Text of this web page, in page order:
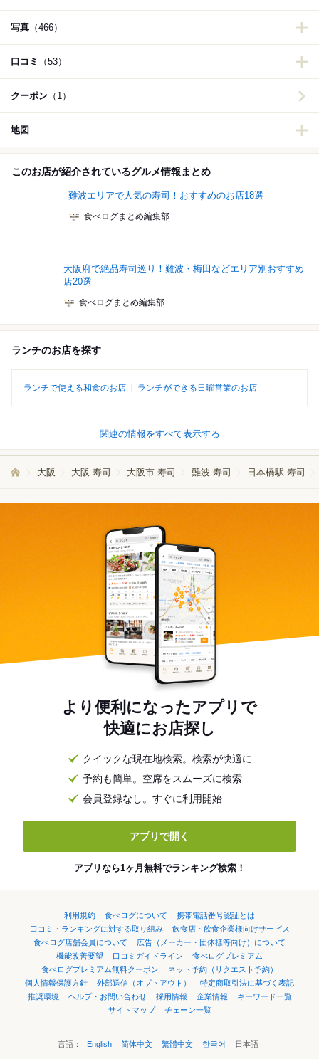
写真 （466）
口コミ （53）
クーポン （1）
地図
このお店が紹介されているグルメ情報まとめ
難波エリアで人気の寿司！おすすめのお店18選
食べログまとめ編集部
大阪府で絶品寿司巡り！難波・梅田などエリア別おすすめ
店20選
食べログまとめ編集部
ランチのお店を探す
ランチで使える和食のお店 ランチができる日曜営業のお店
関連の情報をすべて表示する
大阪 大阪 寿司 大阪市 寿司 難波 寿司 日本橋駅 寿司
より便利になったアプリで
快適にお店探し
クイックな現在地検索。検索が快適に
予約も簡単。空席をスムーズに検索
会員登録なし。すぐに利用開始
アプリで開く
アプリなら1ヶ月無料でランキング検索！
利用規約 食べログについて
携帯電話番号認証とは
口コミ・ランキングに対する取り組み
飲食店・飲食企業様向けサービス
食べログ店舗会員について
広告（メーカー・団体様等向け）について
機能改善要望
口コミガイドライン
食べログプレミアム
食べログプレミアム無料クーポン
ネット予約（リクエスト予約）
個人情報保護方針
外部送信（オプトアウト）
特定商取引法に基づく表記
推奨環境
ヘルプ・お問い合わせ 採用情報 企業情報
キーワード一覧
サイトマップ
チェーン一覧
言語： English 简体中文 繁體中文 한국어 日本語